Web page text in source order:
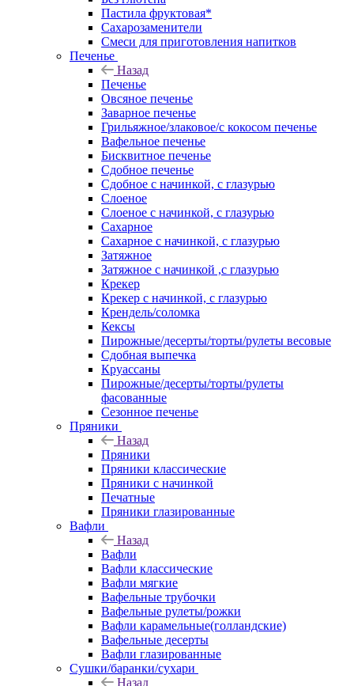
Пастила фруктовая*
Сахарозаменители
Смеси для приготовления напитков
Печенье
Назад
Печенье
Овсяное печенье
Заварное печенье
Грильяжное/злаковое/с кокосом печенье
Вафельное печенье
Бисквитное печенье
Сдобное печенье
Сдобное с начинкой, с глазурью
Слоеное
Слоеное с начинкой, с глазурью
Сахарное
Сахарное с начинкой, с глазурью
Затяжное
Затяжное с начинкой ,с глазурью
Крекер
Крекер с начинкой, с глазурью
Крендель/соломка
Кексы
Пирожные/десерты/торты/рулеты весовые
Сдобная выпечка
Круассаны
Пирожные/десерты/торты/рулеты
фасованные
Сезонное печенье
Пряники
Назад
Пряники
Пряники классические
Пряники с начинкой
Печатные
Пряники глазированные
Вафли
Назад
Вафли
Вафли классические
Вафли мягкие
Вафельные трубочки
Вафельные рулеты/рожки
Вафли карамельные(голландские)
Вафельные десерты
Вафли глазированные
Сушки/баранки/сухари
Назад